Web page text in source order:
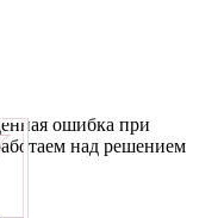
ошибка при
над решением